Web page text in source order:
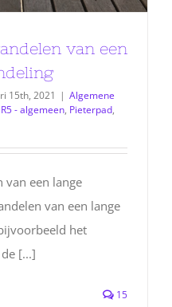
van een
15th, 2021 | Algemene
- algemeen, Pieterpad,
van een lange
van een lange
het
[...]
15